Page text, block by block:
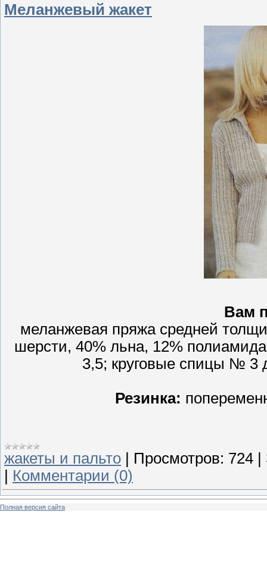
Меланжевый жакет
Вам
меланжевая пряжа средней
шерсти, 40% льна, 12%
3,5; круговые спицы № 3
Резинка:
жакеты и пальто Просмотров: 724
Комментарии (0)
Полная версия сайта